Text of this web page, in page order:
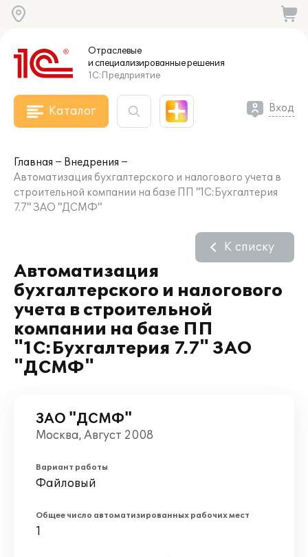
Отраслевые
и специализированныерешения
1С:Предприятие
Каталог Вход
Главная
Внедрения
Автоматизация бухгалтерского и налогового учета в
строительной компании на базе ПП "1С:Бухгалтерия
7.7" ЗАО "ДСМФ"
Автоматизация
бухгалтерского и налогового
учета в строительной
компании на базе ПП
"1С:Бухгалтерия 7.7" ЗАО
"ДСМФ"
К списку
ЗАО "ДСМФ"
Москва, Август 2008
Вариант работы
Файловый
Общее число автоматизированных рабочих мест
1